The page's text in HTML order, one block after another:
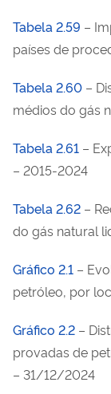
Tabela 2.59 –
países de
Tabela 2.60 –
médios do gás
Tabela 2.61 –
– 2015-2024
Tabela 2.62 –
do gás natural
Gráfico 2.1 –
petróleo, por
Gráfico 2.2 –
provadas de
– 31/12/2024